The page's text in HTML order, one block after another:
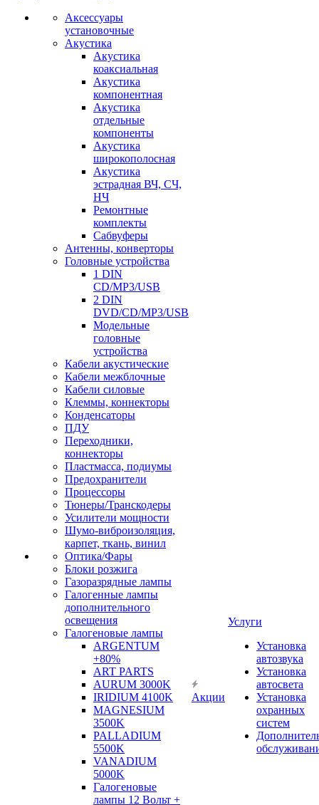
Аксессуары
установочные
Акустика
Акустика
коаксиальная
Акустика
компонентная
Акустика
отдельные
компоненты
Акустика
широкополосная
Акустика
эстрадная ВЧ, СЧ,
НЧ
Ремонтные
комплекты
Сабвуферы
Антенны, конверторы
Головные устройства
1 DIN
CD/MP3/USB
2 DIN
DVD/CD/MP3/USB
Модельные
головные
устройства
Кабели акустические
Кабели межблочные
Кабели силовые
Клеммы, коннекторы
Конденсаторы
ПДУ
Переходники,
коннекторы
Пластмасса, подиумы
Предохранители
Процессоры
Тюнеры/Транскодеры
Усилители мощности
Шумо-виброизоляция,
карпет, ткань, винил
Оптика/Фары
Блоки розжига
Газоразрядные лампы
Галогенные лампы
дополнительного
освещения
Галогеновые лампы
ARGENTUM
+80%
ART PARTS
AURUM 3000K
IRIDIUM 4100K
MAGNESIUM
3500K
PALLADIUM
5500K
VANADIUM
5000K
Галогеновые
лампы 12 Вольт +
Акции
Услуги
Установка
автозвука
Установка
автосвета
Установка
охранных
систем